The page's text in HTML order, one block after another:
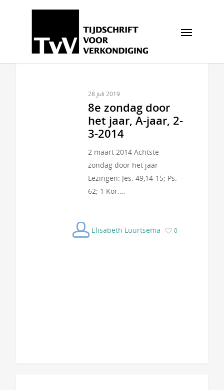
28 juli 2019
8e zondag door
het jaar, A-jaar, 2-
3-2014
2 maart 2014 Achtste
zondag door het jaar
Lezingen: Jes. 49,14-15; Ps.
62; 1 Kor.…
Elisabeth Luurtsema 0